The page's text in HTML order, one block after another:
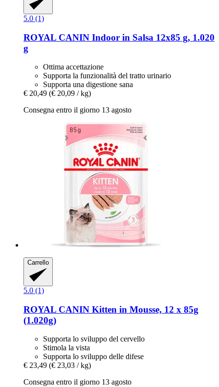
5.0 (1)
ROYAL CANIN Indoor in Salsa 12x85 g, 1.020
g
Ottima accettazione
Supporta la funzionalità del tratto urinario
Supporta una digestione sana
€ 20,49 (€ 20,09 / kg)
Consegna entro il giorno 13 agosto
Carrello
5.0 (1)
ROYAL CANIN Kitten in Mousse, 12 x 85g
(1.020g)
Supporta lo sviluppo del cervello
Stimola la vista
Supporta lo sviluppo delle difese
€ 23,49 (€ 23,03 / kg)
Consegna entro il giorno 13 agosto